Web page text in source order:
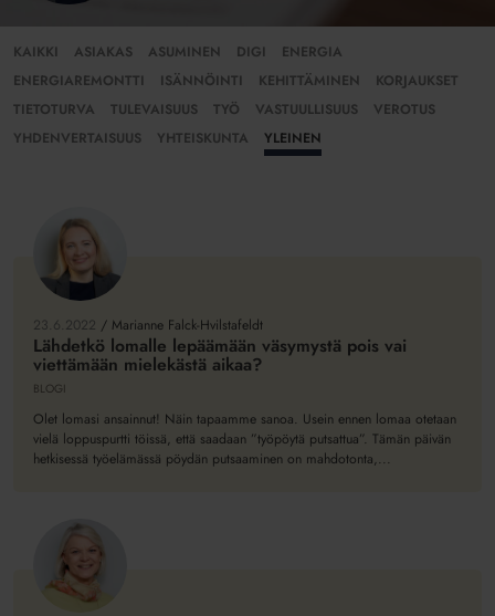
KAIKKI ASIAKAS ASUMINEN DIGI
ENERGIA
ENERGIAREMONTTI
ISÄNNÖINTI KEHITTÄMINEN
KORJAUKSET
TIETOTURVA
TULEVAISUUS TYÖ VASTUULLISUUS
VEROTUS
YHDENVERTAISUUS
YHTEISKUNTA YLEINEN
Lähdetkö
lomalle
lepäämään
väsymystä
pois
viettämään
mielekästä
aikaa?
23.6.2022 / Marianne Falck-Hvilstafeldt
Lähdetkö lomalle lepäämään väsymystä pois vai
viettämään mielekästä aikaa?
BLOGI
Olet lomasi ansainnut! Näin tapaamme sanoa. Usein ennen lomaa otetaan
vielä loppuspurtti töissä, että saadaan ”työpöytä putsattua”. Tämän päivän
hetkisessä työelämässä pöydän putsaaminen on mahdotonta,...
Osakkaan